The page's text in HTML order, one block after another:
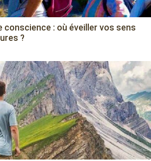
conscience : où éveiller vos sens
?